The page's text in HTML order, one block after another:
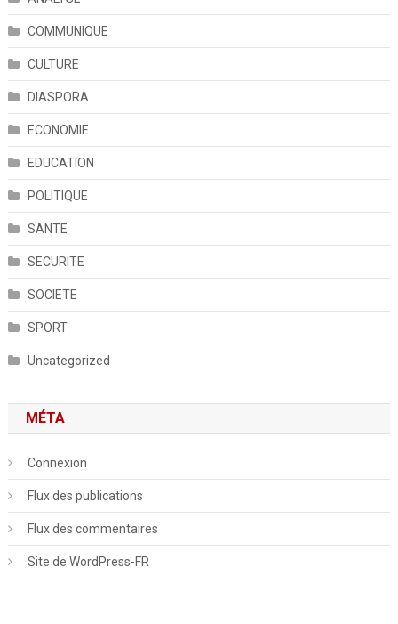
COMMUNIQUE
CULTURE
DIASPORA
ECONOMIE
EDUCATION
POLITIQUE
SANTE
SECURITE
SOCIETE
SPORT
Uncategorized
MÉTA
Connexion
Flux des publications
Flux des commentaires
Site de WordPress-FR